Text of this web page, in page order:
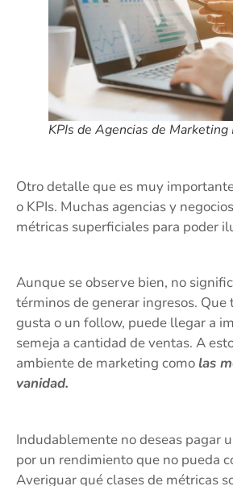
KPIs de Agencias de Marketing
Otro detalle que es muy
o KPIs. Muchas agencias y
métricas superficiales para poder
Aunque se observe bien, no
términos de generar ingresos. Que
gusta o un follow, puede llegar a
semeja a cantidad de ventas. A
ambiente de marketing como las
vanidad.
Indudablemente no deseas pagar
por un rendimiento que no pueda
Averiguar qué clases de métricas